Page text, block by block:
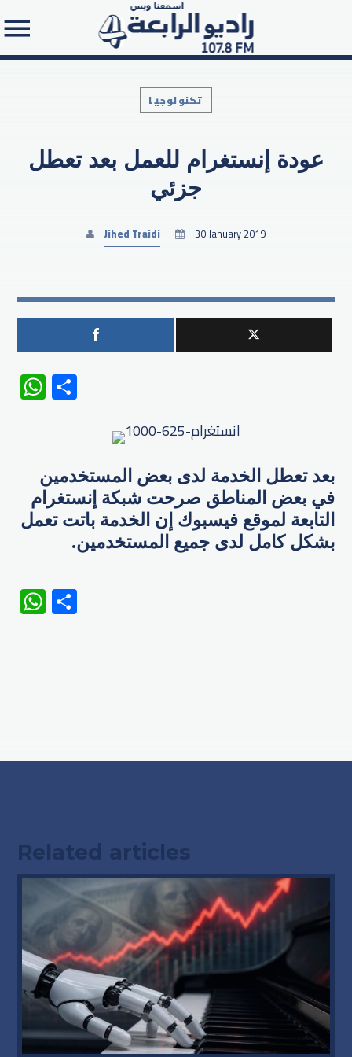
Search in the website:
تكنولوجيا
عودة إنستغرام للعمل بعد تعطل
جزئي
Jihed Traidi 30 January 2019
WhatsApp
بعد تعطل الخدمة لدى بعض المستخدمين
في بعض المناطق صرحت شبكة إنستغرام
التابعة لموقع فيسبوك إن الخدمة باتت تعمل
بشكل كامل لدى جميع المستخدمين.
WhatsApp
Related articles